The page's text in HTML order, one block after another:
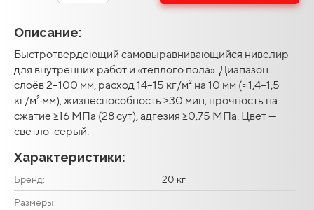
Описание:
Быстротвердеющий самовыравнивающийся нивелир
для внутренних работ и «тёплого пола». Диапазон
слоёв 2–100 мм, расход 14–15 кг/м² на 10 мм (≈1,4–1,5
кг/м²·мм), жизнеспособность ≥30 мин, прочность на
сжатие ≥16 МПа (28 сут), адгезия ≥0,75 МПа. Цвет —
светло-серый.
Характеристики:
Бренд: 20 кг
Размеры: